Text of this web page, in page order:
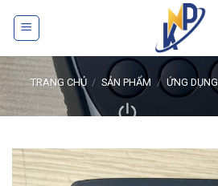
TRANG CHỦ / SẢN PHẨM / ỨNG DỤNG